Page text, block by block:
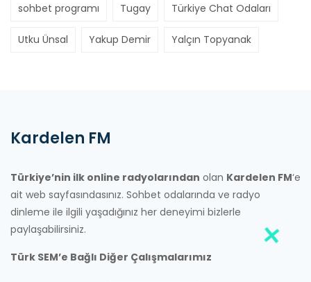
sohbet programı Tugay Türkiye Chat Odaları
Utku Ünsal Yakup Demir Yalçın Topyanak
Kardelen FM
Türkiye’nin ilk online radyolarından olan Kardelen FM‘e
ait web sayfasındasınız. Sohbet odalarında ve radyo
dinleme ile ilgili yaşadığınız her deneyimi bizlerle
paylaşabilirsiniz.
Türk SEM’e Bağlı Diğer Çalışmalarımız